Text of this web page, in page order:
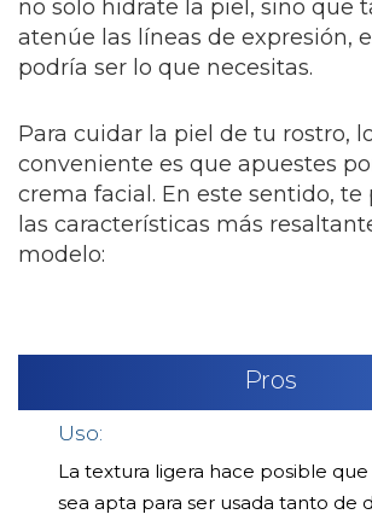
no solo hidrate la piel, sino que
atenúe las líneas de expresión,
podría ser lo que necesitas.
Para cuidar la piel de tu rostro,
conveniente es que apuestes
crema facial. En este sentido, te
las características más
modelo:
Pros
Uso:
La textura ligera hace posible
sea apta para ser usada tanto de